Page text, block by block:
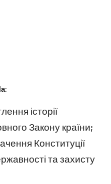
історії
Закону країни;
Конституції
та захисту